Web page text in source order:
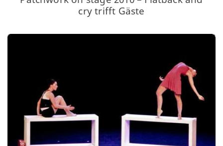
cry trifft Gäste